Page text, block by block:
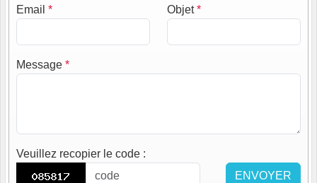
Email * Objet*
Message *
Veuillez recopier le code :
ENVOYER